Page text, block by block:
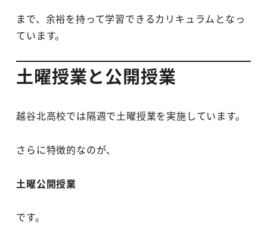
まで、余裕を持って学習できるカリキュラムとなっ
ています。
土曜授業と公開授業
越谷北高校では隔週で土曜授業を実施しています。
さらに特徴的なのが、
土曜公開授業
です。